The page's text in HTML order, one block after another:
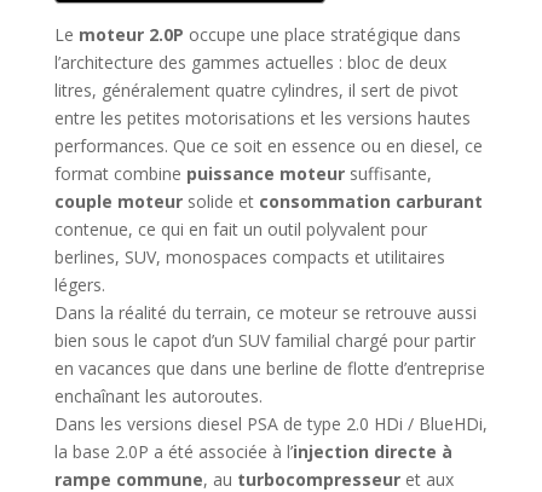
Le moteur 2.0P occupe une place stratégique dans
l’architecture des gammes actuelles : bloc de deux
litres, généralement quatre cylindres, il sert de pivot
entre les petites motorisations et les versions hautes
performances. Que ce soit en essence ou en diesel, ce
format combine puissance moteursuffisante,
couple moteursolide et consommation carburant
contenue, ce qui en fait un outil polyvalent pour
berlines, SUV, monospaces compacts et utilitaires
légers.
Dans la réalité du terrain, ce moteur se retrouve aussi
bien sous le capot d’un SUV familial chargé pour partir
en vacances que dans une berline de flotte d’entreprise
enchaînant les autoroutes.
Dans les versions diesel PSA de type 2.0 HDi / BlueHDi,
la base 2.0P a été associée à l’injection directe à
rampe commune, au turbocompresseuret aux